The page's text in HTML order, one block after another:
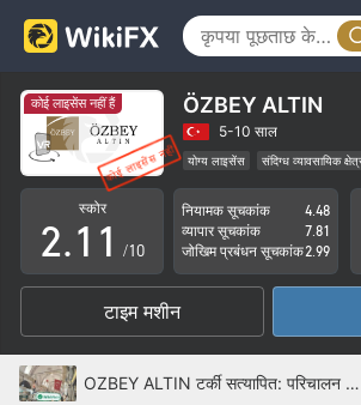
कोई लाइसेंस नहीं हैं ÖZBEY ALTIN
5-10 साल
योग्य लाइसेंस संदिग्ध व्यावसायिक
स्कोर
0
1
2
3
4
5
.
0
1
2
3
4
0
1
2
3
4
/10
नियामक सूचकांक
4.48
व्यापार सूचकांक
7.81
जोखिम प्रबंधन सूचकांक2.99
टाइम मशीन
OZBEY ALTIN टर्की सत्यापित: परिचालन कार्यालय द्वारा पुष्टि की गई